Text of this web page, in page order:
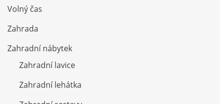
Volný čas
Zahrada
Zahradní nábytek
Zahradní lavice
Zahradní lehátka